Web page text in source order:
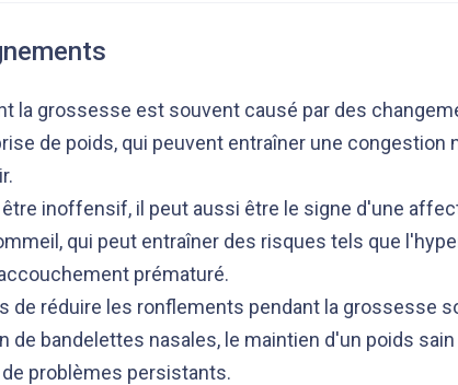
la grossesse est souvent causé par des
de poids, qui peuvent entraîner une congestion
inoffensif, il peut aussi être le signe d'une
qui peut entraîner des risques tels que
prématuré.
de réduire les ronflements pendant la grossesse
de bandelettes nasales, le maintien d'un poids
problèmes persistants.